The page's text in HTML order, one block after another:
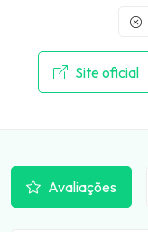
Site oficial
Avaliações